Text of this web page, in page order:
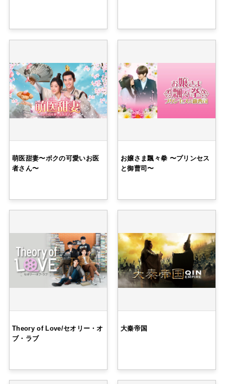
萌医甜妻〜ボクの可愛いお医
者さん〜
お嬢さま飄々拳 〜プリンセス
と御曹司〜
Theory of Love/セオリー・オ
ブ・ラブ
大秦帝国